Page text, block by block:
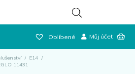
Oblíbené Můj účet
/ E14 /
11431